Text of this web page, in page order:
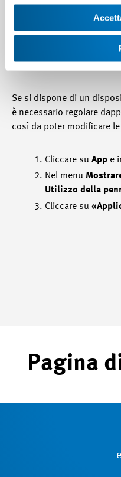
Se si dispone di un
è necessario regolare
così da poter modificare
Cliccare su App e
Nel menu
Utilizzo della
Cliccare su
Pagina